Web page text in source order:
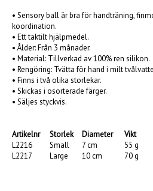
• Sensory ball är bra för handträning,
koordination.
• Ett taktilt hjälpmedel.
• Ålder: Från 3 månader.
• Material: Tillverkad av 100% ren silikon.
• Rengöring: Tvätta för hand i milt
• Finns i två olika storlekar.
• Skickas i osorterade färger.
• Säljes styckvis.
Artikelnr Storlek Diameter
Vikt
L2216
Small 7 cm
55 g
L2217
Large 10 cm 70 g